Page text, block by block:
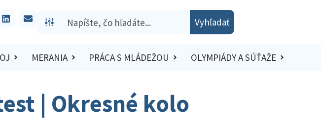
Vyhľadať
MERANIA PRÁCA S MLÁDEŽOU OLYMPIÁDY A SÚŤAŽE
| Okresné kolo